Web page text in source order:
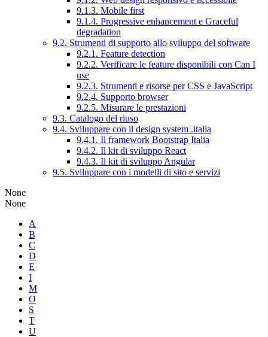
9.1.3. Mobile first
9.1.4. Progressive enhancement e Graceful
degradation
9.2. Strumenti di supporto allo sviluppo del software
9.2.1. Feature detection
9.2.2. Verificare le feature disponibili con Can I
use
9.2.3. Strumenti e risorse per CSS e JavaScript
9.2.4. Supporto browser
9.2.5. Misurare le prestazioni
9.3. Catalogo del riuso
9.4. Sviluppare con il design system .italia
9.4.1. Il framework Bootstrap Italia
9.4.2. Il kit di sviluppo React
9.4.3. Il kit di sviluppo Angular
9.5. Sviluppare con i modelli di sito e servizi
None
None
A
B
C
D
E
I
M
O
S
T
U